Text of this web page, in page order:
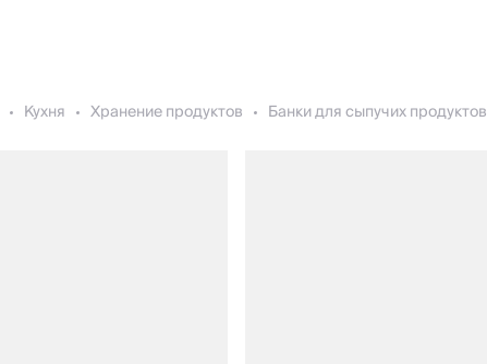
Кухня Хранение продуктов Банки для сыпучих продуктов